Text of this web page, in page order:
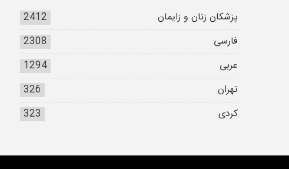
پزشکان زنان و زایمان
2412
فارسی
2308
عربی
1294
تهران
326
کردی
323